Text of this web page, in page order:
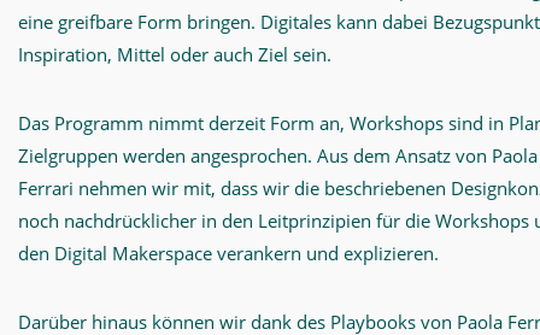
eine greifbare Form bringen. Digitales kann dabei
Inspiration, Mittel oder auch Ziel sein.
Das Programm nimmt derzeit Form an, Workshops sind in
Zielgruppen werden angesprochen. Aus dem Ansatz von Paola
Ferrari nehmen wir mit, dass wir die beschriebenen
noch nachdrücklicher in den Leitprinzipien für die Workshops
den Digital Makerspace verankern und explizieren.
Darüber hinaus können wir dank des Playbooks von Paola